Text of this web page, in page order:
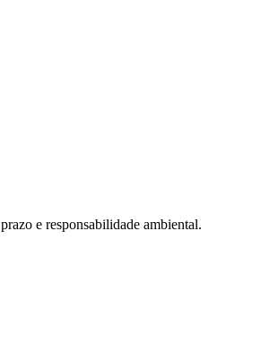
e responsabilidade ambiental.